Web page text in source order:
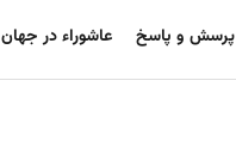
پرسش و پاسخ عاشوراء در جهان